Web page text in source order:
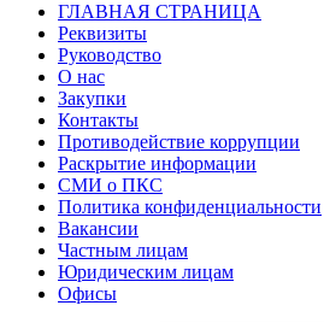
ГЛАВНАЯ СТРАНИЦА
Реквизиты
Руководство
О нас
Закупки
Контакты
Противодействие коррупции
Раскрытие информации
СМИ о ПКС
Политика конфиденциальности
Вакансии
Частным лицам
Юридическим лицам
Офисы